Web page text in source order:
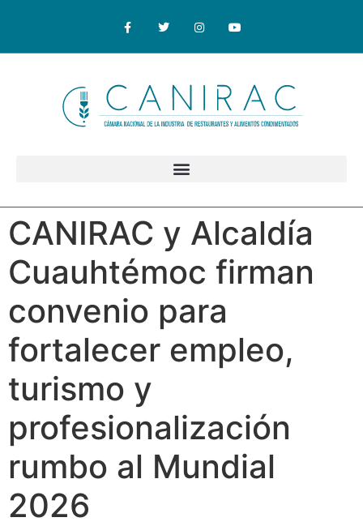
CANIRAC y Alcaldía
Cuauhtémoc firman
convenio para
fortalecer empleo,
turismo y
profesionalización
rumbo al Mundial
2026